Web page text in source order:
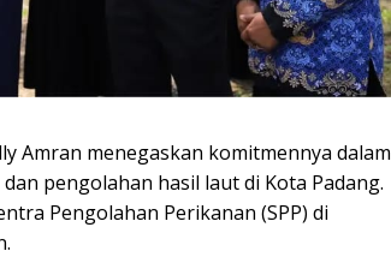
Amran menegaskan komitmennya dalam
pengolahan hasil laut di Kota Padang.
Pengolahan Perikanan (SPP) di